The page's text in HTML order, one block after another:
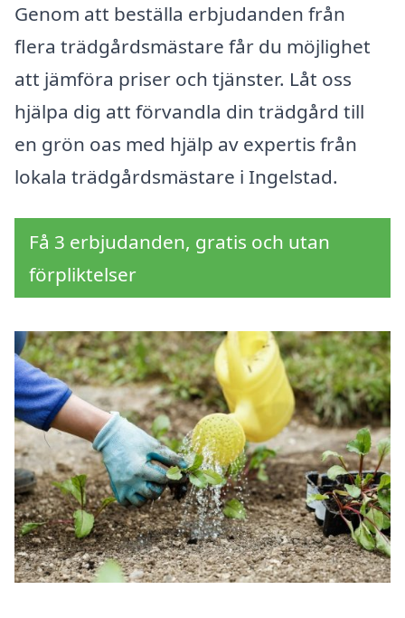
Genom att beställa erbjudanden från
flera trädgårdsmästare får du möjlighet
att jämföra priser och tjänster. Låt oss
hjälpa dig att förvandla din trädgård till
en grön oas med hjälp av expertis från
lokala trädgårdsmästare i Ingelstad.
Få 3 erbjudanden, gratis och utan
förpliktelser